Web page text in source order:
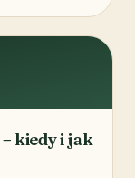
kiedy i jak